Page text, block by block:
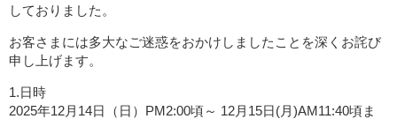
しておりました。
お客さまには多大なご迷惑をおかけしましたことを深くお詫び
申し上げます。
1.日時
2025年12月14日（日）PM2:00頃～ 12月15日(月)AM11:40頃ま